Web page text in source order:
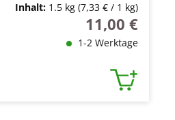
Inhalt: 1.5 kg (7,33 € / 1 kg)
Regulärer Preis:
11,00 €
1-2 Werktage